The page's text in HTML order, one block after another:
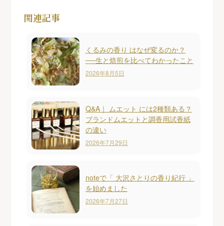
関連記事
くるみの香り はなぜ変るのか？
──生と焙煎を比べてわかったこと
2026年8月5日
Q&A｜ ムエット には2種類ある？
ブランドムエットと調香用試香紙
の違い
2026年7月29日
noteで「 大沢さとりの香り紀行 」
を始めました
2026年7月27日